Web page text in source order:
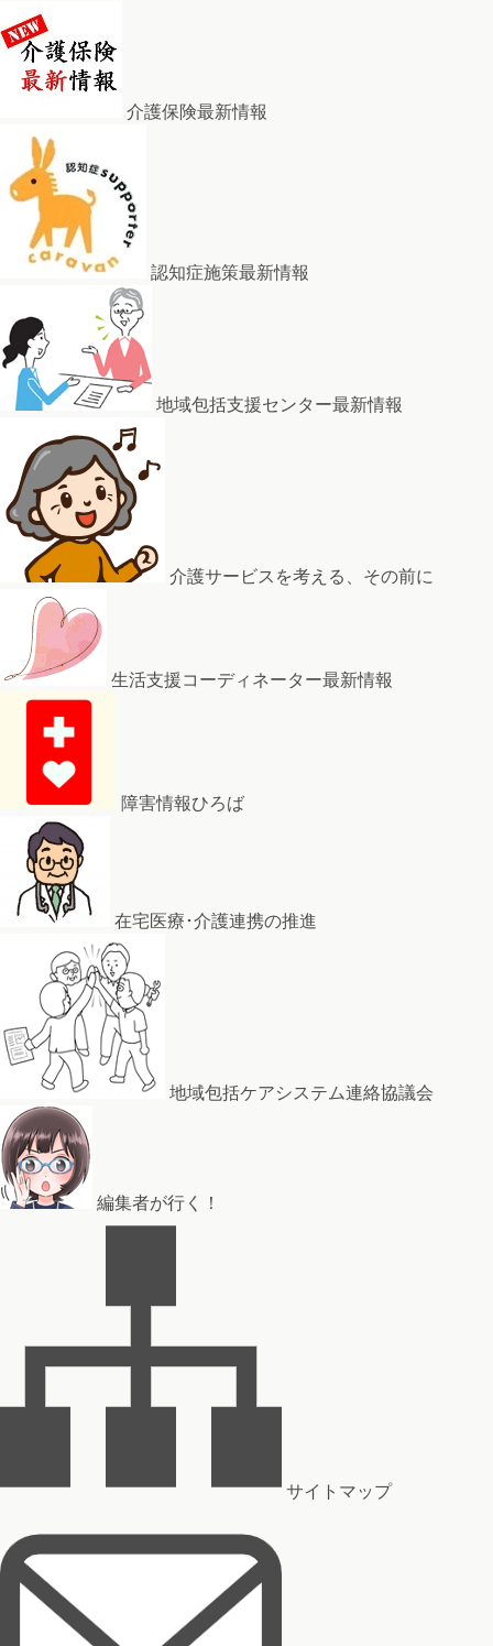
介護保険最新情報
認知症施策最新情報
地域包括支援センター最新情報
介護サービスを考える、その前に
生活支援コーディネーター最新情報
障害情報ひろば
在宅医療･介護連携の推進
地域包括ケアシステム連絡協議会
編集者が行く！
サイトマップ